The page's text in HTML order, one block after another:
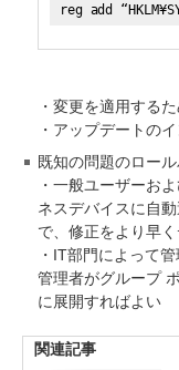
reg add
・変更を適用する
・アップデートの
既知の問題のロー
・一般ユーザーお
ネスデバイスに自
で、修正をより早
・IT部門によって
管理者がグループ
に展開すればよい
関連記事